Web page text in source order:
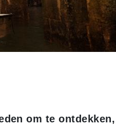
om te ontdekken,